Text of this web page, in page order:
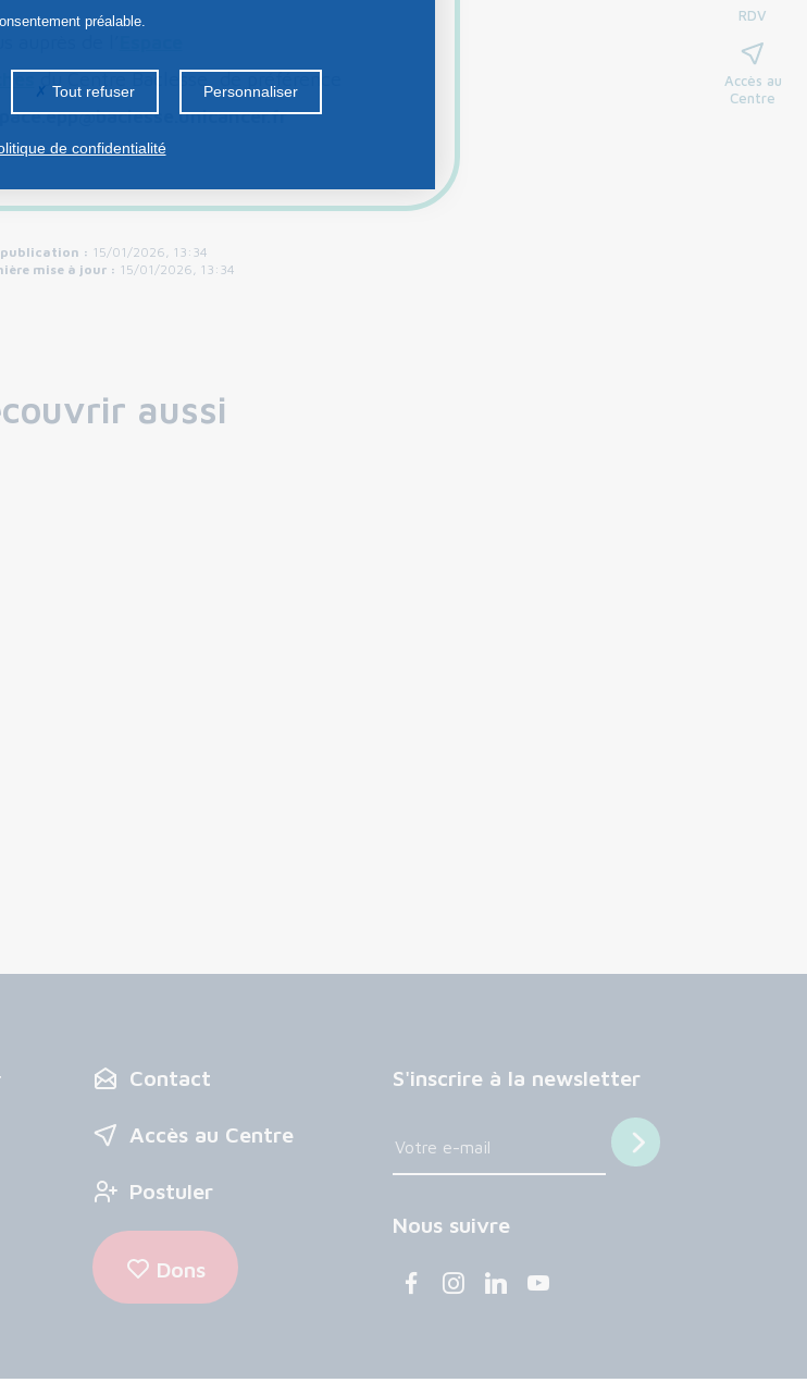
RDV
Accès au
Centre
du Centre Baclesse, de préférence
publication : 15/01/2026, 13:34
mise à jour : 15/01/2026, 13:34
aussi
Contact
Accès au Centre
Postuler
Dons
S'inscrire à la newsletter
Nous suivre
préalable.
Tout refuser Personnaliser
de confidentialité